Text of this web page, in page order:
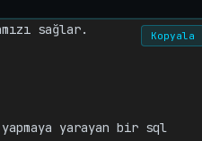
sağlar.
yarayan bir sql
Kopyala